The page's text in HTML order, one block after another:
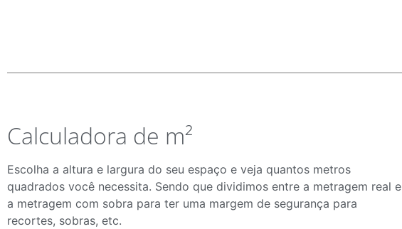
Calculadora de m²
Escolha a altura e largura do seu espaço e veja quantos metros
quadrados você necessita. Sendo que dividimos entre a metragem real e
a metragem com sobra para ter uma margem de segurança para
recortes, sobras, etc.